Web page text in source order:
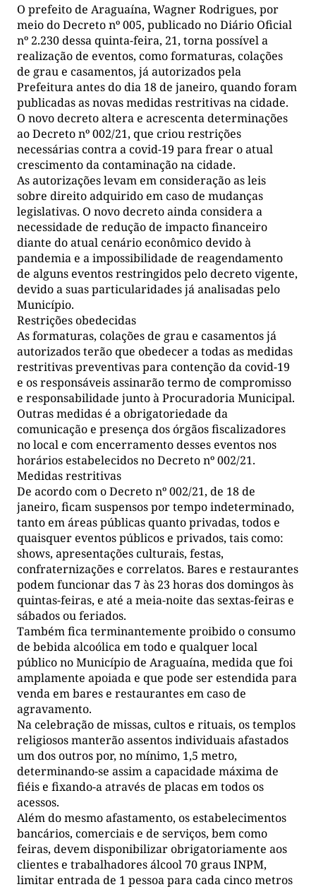
O prefeito de Araguaína, Wagner Rodrigues, por
meio do Decreto nº 005, publicado no Diário Oficial
nº 2.230 dessa quinta-feira, 21, torna possível a
realização de eventos, como formaturas, colações
de grau e casamentos, já autorizados pela
Prefeitura antes do dia 18 de janeiro, quando foram
publicadas as novas medidas restritivas na cidade.
O novo decreto altera e acrescenta determinações
ao Decreto nº 002/21, que criou restrições
necessárias contra a covid-19 para frear o atual
crescimento da contaminação na cidade.
As autorizações levam em consideração as leis
sobre direito adquirido em caso de mudanças
legislativas. O novo decreto ainda considera a
necessidade de redução de impacto financeiro
diante do atual cenário econômico devido à
pandemia e a impossibilidade de reagendamento
de alguns eventos restringidos pelo decreto vigente,
devido a suas particularidades já analisadas pelo
Município.
Restrições obedecidas
As formaturas, colações de grau e casamentos já
autorizados terão que obedecer a todas as medidas
restritivas preventivas para contenção da covid-19
e os responsáveis assinarão termo de compromisso
e responsabilidade junto à Procuradoria Municipal.
Outras medidas é a obrigatoriedade da
comunicação e presença dos órgãos fiscalizadores
no local e com encerramento desses eventos nos
horários estabelecidos no Decreto nº 002/21.
Medidas restritivas
De acordo com o Decreto nº 002/21, de 18 de
janeiro, ficam suspensos por tempo indeterminado,
tanto em áreas públicas quanto privadas, todos e
quaisquer eventos públicos e privados, tais como:
shows, apresentações culturais, festas,
confraternizações e correlatos. Bares e restaurantes
podem funcionar das 7 às 23 horas dos domingos às
quintas-feiras, e até a meia-noite das sextas-feiras e
sábados ou feriados.
Também fica terminantemente proibido o consumo
de bebida alcoólica em todo e qualquer local
público no Município de Araguaína, medida que foi
amplamente apoiada e que pode ser estendida para
venda em bares e restaurantes em caso de
agravamento.
Na celebração de missas, cultos e rituais, os templos
religiosos manterão assentos individuais afastados
um dos outros por, no mínimo, 1,5 metro,
determinando-se assim a capacidade máxima de
fiéis e fixando-a através de placas em todos os
acessos.
Além do mesmo afastamento, os estabelecimentos
bancários, comerciais e de serviços, bem como
feiras, devem disponibilizar obrigatoriamente aos
clientes e trabalhadores álcool 70 graus INPM,
limitar entrada de 1 pessoa para cada cinco metros